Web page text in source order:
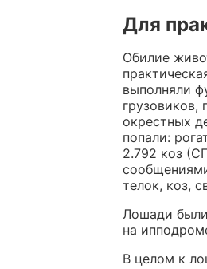
Для
Обилие
выполняли
грузовиков,
окрестных
попали:
2.792 коз
телок, коз,
Лошади
на
В целом к